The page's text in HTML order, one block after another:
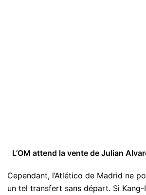
L’OM attend la vente de Julian
Cependant, l’Atlético de Madrid ne
un tel transfert sans départ. Si Kang-